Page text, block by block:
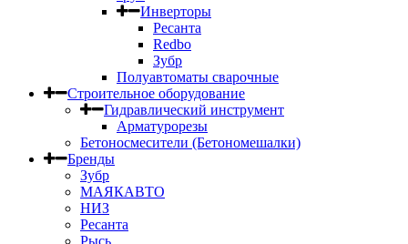
Инверторы
Ресанта
Redbo
Зубр
Полуавтоматы сварочные
Строительное оборудование
Гидравлический инструмент
Арматурорезы
Бетоносмесители (Бетономешалки)
Бренды
Зубр
МАЯКАВТО
НИЗ
Ресанта
Рысь